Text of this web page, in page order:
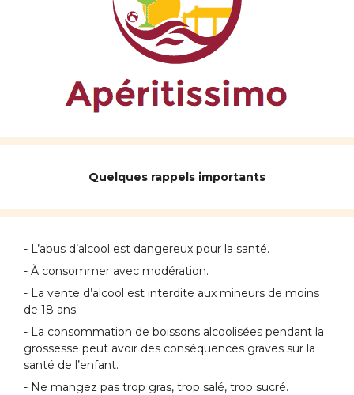
Quelques rappels importants
- L’abus d’alcool est dangereux pour la santé.
- À consommer avec modération.
- La vente d’alcool est interdite aux mineurs de moins
de 18 ans.
- La consommation de boissons alcoolisées pendant la
grossesse peut avoir des conséquences graves sur la
santé de l’enfant.
- Ne mangez pas trop gras, trop salé, trop sucré.